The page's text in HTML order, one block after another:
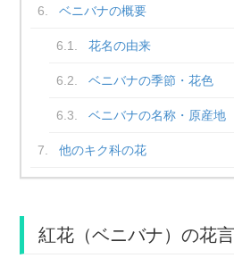
ベニバナの概要
花名の由来
ベニバナの季節・花色
ベニバナの名称・原産地
他のキク科の花
紅花（ベニバナ）の花